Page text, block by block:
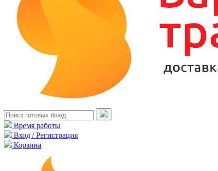
Время работы
Вход / Регистрация
Корзина